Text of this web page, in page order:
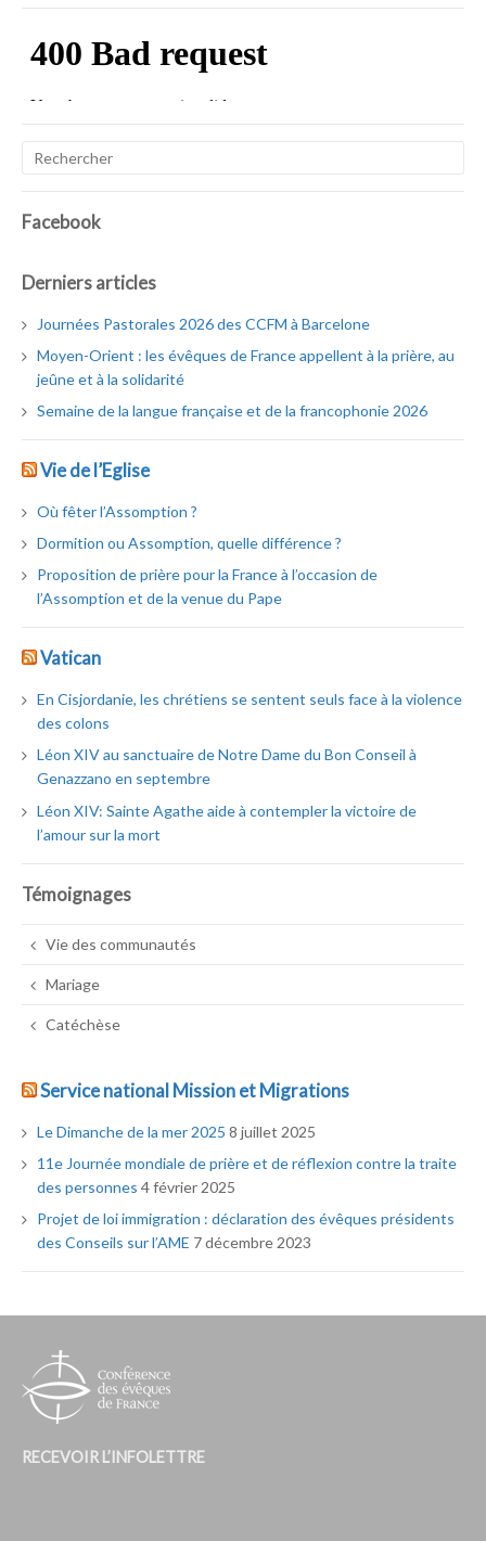
Facebook
Derniers articles
Journées Pastorales 2026 des CCFM à Barcelone
Moyen-Orient : les évêques de France appellent à la prière, au
jeûne et à la solidarité
Semaine de la langue française et de la francophonie 2026
Vie de l’Eglise
Où fêter l’Assomption ?
Dormition ou Assomption, quelle différence ?
Proposition de prière pour la France à l’occasion de
l’Assomption et de la venue du Pape
Vatican
En Cisjordanie, les chrétiens se sentent seuls face à la violence
des colons
Léon XIV au sanctuaire de Notre Dame du Bon Conseil à
Genazzano en septembre
Léon XIV: Sainte Agathe aide à contempler la victoire de
l’amour sur la mort
Témoignages
Vie des communautés
Mariage
Catéchèse
Service national Mission et Migrations
Le Dimanche de la mer 2025 8 juillet 2025
11e Journée mondiale de prière et de réflexion contre la traite
des personnes 4 février 2025
Projet de loi immigration : déclaration des évêques présidents
des Conseils sur l’AME 7 décembre 2023
RECEVOIR L’INFOLETTRE